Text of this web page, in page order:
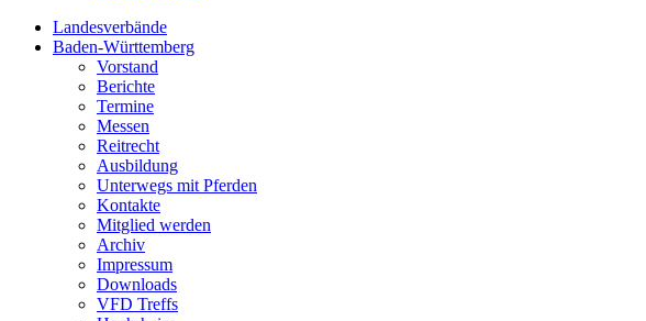
Landesverbände
Baden-Württemberg
Vorstand
Berichte
Termine
Messen
Reitrecht
Ausbildung
Unterwegs mit Pferden
Kontakte
Mitglied werden
Archiv
Impressum
Downloads
VFD Treffs